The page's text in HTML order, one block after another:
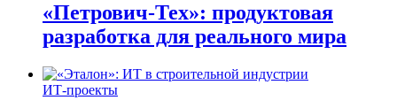
«Петрович-Тех»: продуктовая
разработка для реального мира
ИТ-проекты